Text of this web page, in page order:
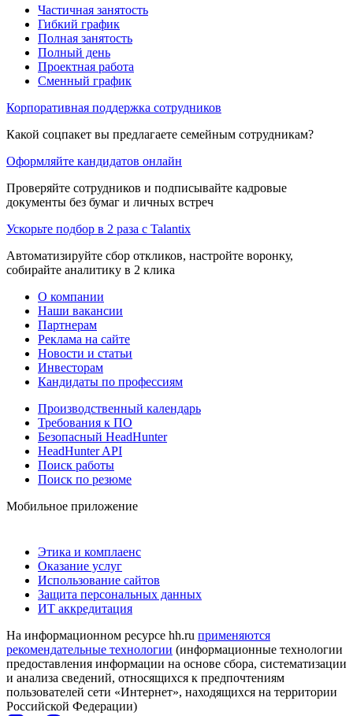
Частичная занятость
Гибкий график
Полная занятость
Полный день
Проектная работа
Сменный график
Корпоративная поддержка сотрудников
Какой соцпакет вы предлагаете семейным сотрудникам?
Оформляйте кандидатов онлайн
Проверяйте сотрудников и подписывайте кадровые
документы без бумаг и личных встреч
Ускорьте подбор в 2 раза с Talantix
Автоматизируйте сбор откликов, настройте воронку,
собирайте аналитику в 2 клика
О компании
Наши вакансии
Партнерам
Реклама на сайте
Новости и статьи
Инвесторам
Кандидаты по профессиям
Производственный календарь
Требования к ПО
Безопасный HeadHunter
HeadHunter API
Поиск работы
Поиск по резюме
Мобильное приложение
Этика и комплаенс
Оказание услуг
Использование сайтов
Защита персональных данных
ИТ аккредитация
На информационном ресурсе hh.ru применяются
рекомендательные технологии (информационные технологии
предоставления информации на основе сбора, систематизации
и анализа сведений, относящихся к предпочтениям
пользователей сети «Интернет», находящихся на территории
Российской Федерации)